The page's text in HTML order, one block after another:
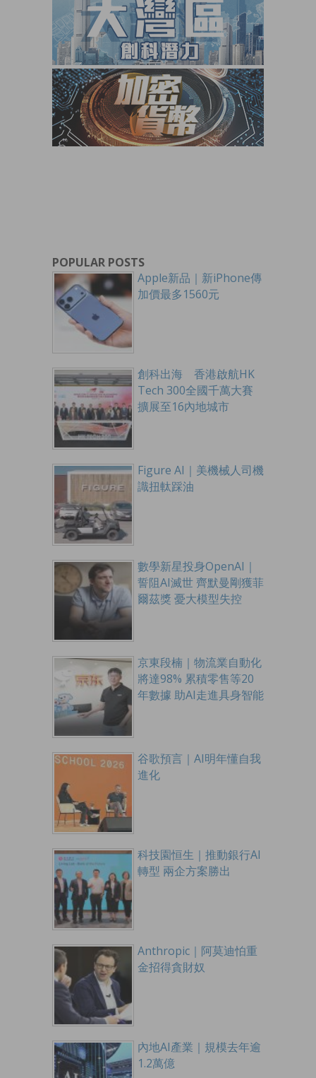
POPULAR POSTS
Apple新品｜新iPhone傳
加價最多1560元
創科出海 香港啟航HK
Tech 300全國千萬大賽
擴展至16內地城市
Figure AI｜美機械人司機
識扭軚踩油
數學新星投身OpenAI｜
誓阻AI滅世 齊默曼剛獲菲
爾茲獎 憂大模型失控
京東段楠｜物流業自動化
將達98% 累積零售等20
年數據 助AI走進具身智能
谷歌預言｜AI明年懂自我
進化
科技園恒生｜推動銀行AI
轉型 兩企方案勝出
Anthropic｜阿莫迪怕重
金招得貪財奴
內地AI產業｜規模去年逾
1.2萬億